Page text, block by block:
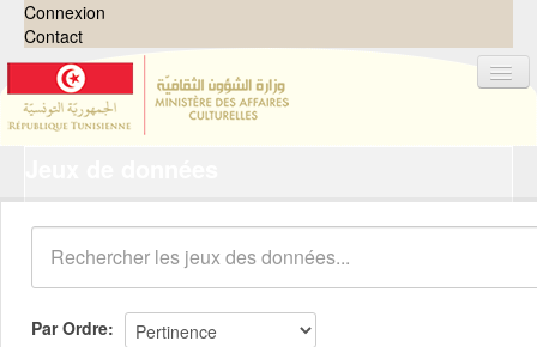
Connexion
Contact
Organisations
Groupes
Demandes 0
À propos
Par Ordre